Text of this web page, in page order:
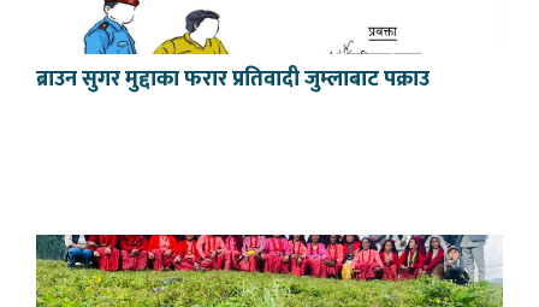
ब्राउन सुगर मुद्दाका फरार प्रतिवादी जुम्लाबाट पक्राउ